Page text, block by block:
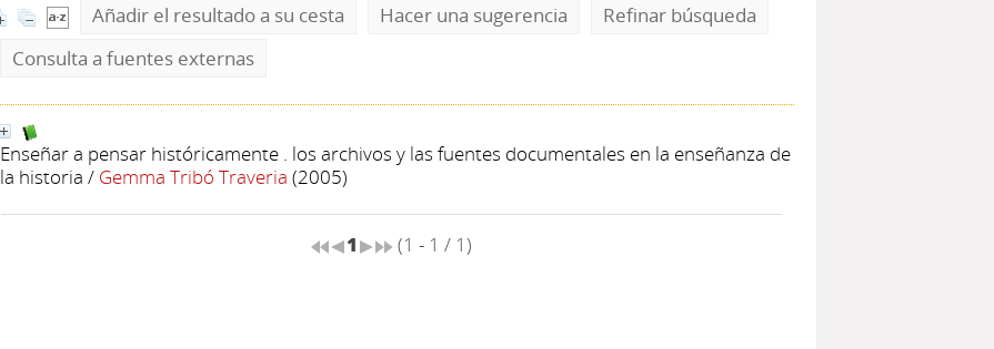
Añadir el resultado a su cesta Hacer una sugerencia
Refinar búsqueda
Consulta a fuentes externas
Enseñar a pensar históricamente . los archivos y las fuentes documentales en la enseñanza de
la historia / Gemma Tribó Traveria (2005)
1 (1 - 1 / 1)